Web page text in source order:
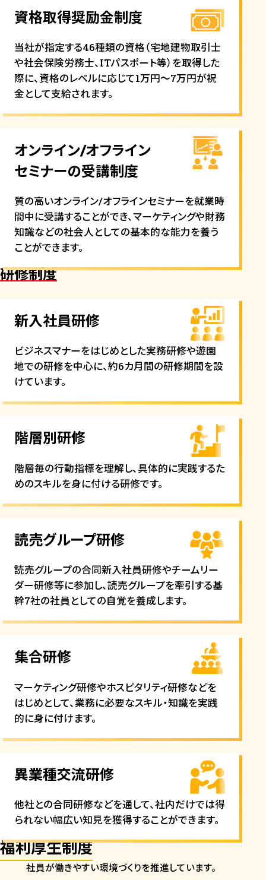
資格取得奨励金制度
当社が指定する46種類の資格（宅地建物取引士
や社会保険労務士、ITパスポート等）を取得した
際に、資格のレベルに応じて1万円～7万円が祝
金として支給されます。
オンライン/オフライン
セミナーの受講制度
質の高いオンライン/オフラインセミナーを就業時
間中に受講することができ、マーケティングや財務
知識などの社会人としての基本的な能力を養う
ことができます。
研修制度
新入社員研修
ビジネスマナーをはじめとした実務研修や遊園
地での研修を中心に、約6カ月間の研修期間を設
けています。
階層別研修
階層毎の行動指標を理解し、具体的に実践するた
めのスキルを身に付ける研修です。
読売グループ研修
読売グループの合同新入社員研修やチームリー
ダー研修等に参加し、読売グループを牽引する基
幹7社の社員としての自覚を養成します。
集合研修
マーケティング研修やホスピタリティ研修などを
はじめとして、業務に必要なスキル・知識を実践
的に身に付けます。
異業種交流研修
他社との合同研修などを通して、社内だけでは得
られない幅広い知見を獲得することができます。
福利厚生制度
社員が働きやすい環境づくりを推進しています。
コーポレートサイト
2028卒ENTRY
2028卒ENTRY